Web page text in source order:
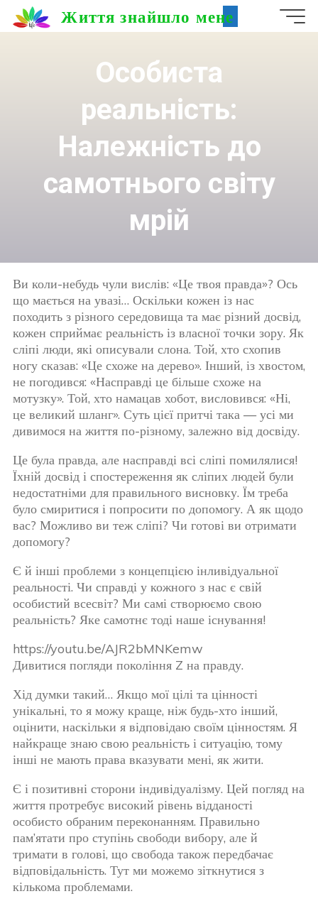
Skip
Життя знайшло мене
Особиста
реальність:
Належність до
самотнього світу
мрій
Ви коли-небудь чули вислів: «Це твоя правда»? Ось
що мається на увазі… Оскільки кожен із нас
походить з різного середовища та має різний досвід,
кожен сприймає реальність із власної точки зору. Як
сліпі люди, які описували слона. Той, хто схопив
ногу сказав: «Це схоже на дерево». Інший, із хвостом,
не погодився: «Насправді це більше схоже на
мотузку». Той, хто намацав хобот, висловився: «Ні,
це великий шланг». Суть цієї притчі така — усі ми
дивимося на життя по-різному, залежно від досвіду.
Це була правда, але насправді всі сліпі помилялися!
Їхній досвід і спостереження як сліпих людей були
недостатніми для правильного висновку. Їм треба
було смиритися і попросити по допомогу. А як щодо
вас? Можливо ви теж сліпі? Чи готові ви отримати
допомогу?
Є й інші проблеми з концепцією інливідуальної
реальності. Чи справді у кожного з нас є свій
особистий всесвіт? Ми самі створюємо свою
реальність? Яке самотнє тоді наше існування!
https://youtu.be/AJR2bMNKemw
Дивитися погляди покоління Z на правду.
Хід думки такий… Якщо мої цілі та цінності
унікальні, то я можу краще, ніж будь-хто інший,
оцінити, наскільки я відповідаю своїм цінностям. Я
найкраще знаю свою реальність і ситуацію, тому
інші не мають права вказувати мені, як жити.
Є і позитивні сторони індивідуалізму. Цей погляд на
життя протребує високий рівень відданості
особисто обраним переконанням. Правильно
пам’ятати про ступінь свободи вибору, але й
тримати в голові, що свобода також передбачає
відповідальність. Тут ми можемо зіткнутися з
кількома проблемами.